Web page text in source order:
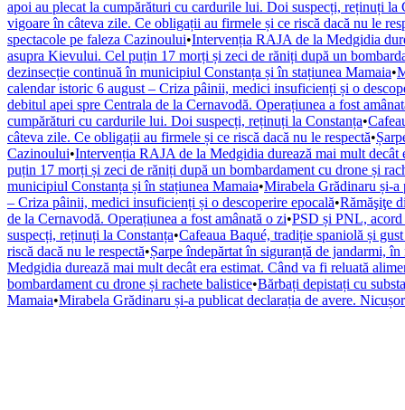
apoi au plecat la cumpărături cu cardurile lui. Doi suspecți, reținuți la
vigoare în câteva zile. Ce obligații au firmele și ce riscă dacă nu le
spectacole pe faleza Cazinoului•Intervenția RAJA de la Medgidia
asupra Kievului. Cel puțin 17 morți și zeci de răniți după un
dezinsecție continuă în municipiul Constanța și în stațiunea Mamaia•
calendar istoric 6 august – Criza pâinii, medici insuficienți și o
debitul apei spre Centrala de la Cernavodă. Operațiunea a fost
cumpărături cu cardurile lui. Doi suspecți, reținuți la Constanța•
câteva zile. Ce obligații au firmele și ce riscă dacă nu le respectă•
Cazinoului•Intervenția RAJA de la Medgidia durează mai mult decât
puțin 17 morți și zeci de răniți după un bombardament cu drone și
municipiul Constanța și în stațiunea Mamaia•Mirabela Grădinaru și-a
– Criza pâinii, medici insuficienți și o descoperire epocală•Rămăşiţe
de la Cernavodă. Operațiunea a fost amânată o zi•PSD și PNL, acord
suspecți, reținuți la Constanța•Cafeaua Baqué, tradiție spaniolă și
riscă dacă nu le respectă•Șarpe îndepărtat în siguranță de jandarmi,
Medgidia durează mai mult decât era estimat. Când va fi reluată
bombardament cu drone și rachete balistice•Bărbați depistați cu
Mamaia•Mirabela Grădinaru și-a publicat declarația de avere.